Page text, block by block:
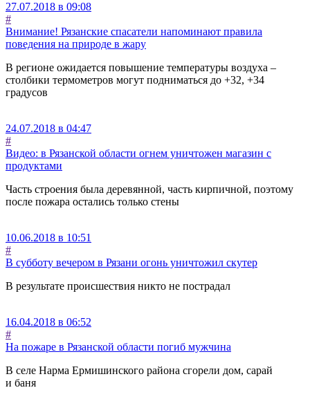
27.07.2018 в 09:08
#
Внимание! Рязанские спасатели напоминают правила
поведения на природе в жару
В регионе ожидается повышение температуры воздуха –
столбики термометров могут подниматься до +32, +34
градусов
24.07.2018 в 04:47
#
Видео: в Рязанской области огнем уничтожен магазин с
продуктами
Часть строения была деревянной, часть кирпичной, поэтому
после пожара остались только стены
10.06.2018 в 10:51
#
В субботу вечером в Рязани огонь уничтожил скутер
В результате происшествия никто не пострадал
16.04.2018 в 06:52
#
На пожаре в Рязанской области погиб мужчина
В селе Нарма Ермишинского района сгорели дом, сарай
и баня